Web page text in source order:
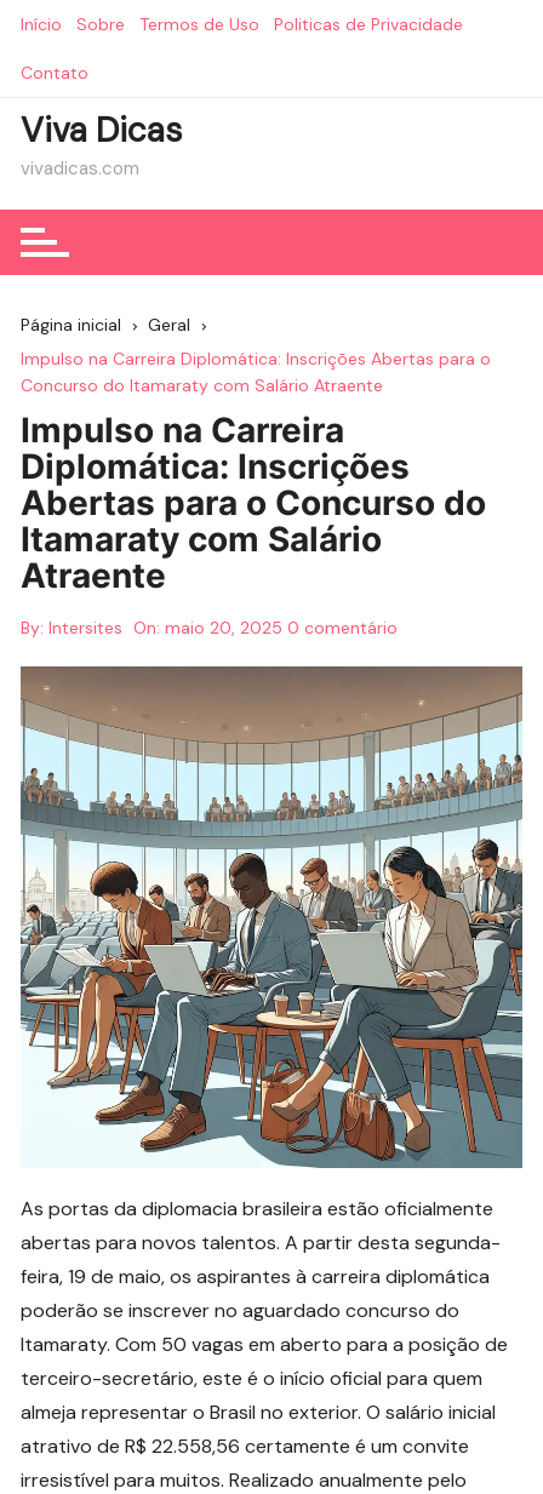
Início Sobre Termos de Uso Politicas de Privacidade
Contato
Viva Dicas
vivadicas.com
Página inicial
Geral
Impulso na Carreira Diplomática: Inscrições Abertas para o
Concurso do Itamaraty com Salário Atraente
Impulso na Carreira
Diplomática: Inscrições
Abertas para o Concurso do
Itamaraty com Salário
Atraente
By: Intersites On:maio 20, 2025 0 comentário
As portas da diplomacia brasileira estão oficialmente
abertas para novos talentos. A partir desta segunda-
feira, 19 de maio, os aspirantes à carreira diplomática
poderão se inscrever no aguardado concurso do
Itamaraty. Com 50 vagas em aberto para a posição de
terceiro-secretário, este é o início oficial para quem
almeja representar o Brasil no exterior. O salário inicial
atrativo de R$ 22.558,56 certamente é um convite
irresistível para muitos. Realizado anualmente pelo